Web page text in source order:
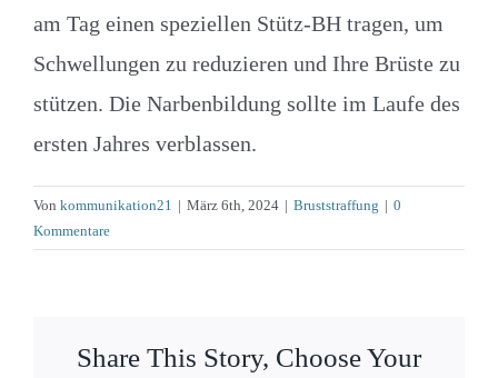
am Tag einen speziellen Stütz-BH tragen, um
Schwellungen zu reduzieren und Ihre Brüste zu
stützen. Die Narbenbildung sollte im Laufe des
ersten Jahres verblassen.
Von kommunikation21 | März 6th, 2024 | Bruststraffung | 0
Kommentare
Share This Story, Choose Your